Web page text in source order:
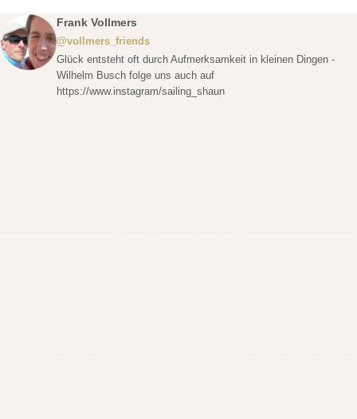
Frank Vollmers
@vollmers_friends
Glück entsteht oft durch Aufmerksamkeit in kleinen Dingen -
Wilhelm Busch folge uns auch auf
https://www.instagram/sailing_shaun